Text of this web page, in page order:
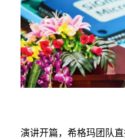
演讲开篇，希格玛团队直